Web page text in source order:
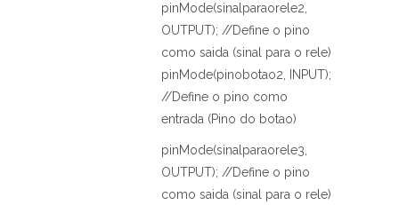
pinMode(sinalparaorele2,
OUTPUT); //Define o pino
como saida (sinal para o rele)
pinMode(pinobotao2, INPUT);
//Define o pino como
entrada (Pino do botao)
pinMode(sinalparaorele3,
OUTPUT); //Define o pino
como saida (sinal para o rele)